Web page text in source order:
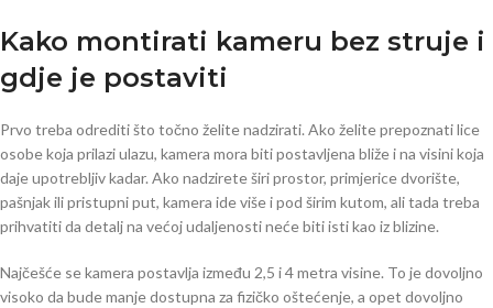
Kako montirati kameru bez struje i
gdje je postaviti
Prvo treba odrediti što točno želite nadzirati. Ako želite prepoznati lice
osobe koja prilazi ulazu, kamera mora biti postavljena bliže i na visini koja
daje upotrebljiv kadar. Ako nadzirete širi prostor, primjerice dvorište,
pašnjak ili pristupni put, kamera ide više i pod širim kutom, ali tada treba
prihvatiti da detalj na većoj udaljenosti neće biti isti kao iz blizine.
Najčešće se kamera postavlja između 2,5 i 4 metra visine. To je dovoljno
visoko da bude manje dostupna za fizičko oštećenje, a opet dovoljno